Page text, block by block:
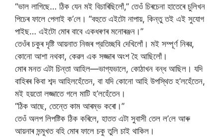
“ভাল লাগিছে… ঠিক যেন মই বিচাৰিছিলোঁ,” তেওঁ চিৰচেনা হাতেৰে চুলিখন
পিচেৰ ফালে পেলাই ক’লে। “বহুতে এইটো নাপায়, কিন্তু তই এই সুযোগ
পাইছ… এইটো মোৰ বাবে একধৰণৰ মনোৰঞ্জন।”
তেওঁৰ চকুৰ দৃষ্টি আয়নাত নিজৰ প্রতিচ্ছবি দেখিলোঁ। মই সম্পূৰ্ণ নিৰৱ,
কোনো আশা নথকা, কেৱল এক সজ্জাৰ অংশ হৈ আছিলোঁ।
মোৰ মনত এটা চিন্তা আহিল—ভাগ্যভালে, কোঠাখন বন্ধ আছিল। যদি
বাহিৰৰ কিবা শব্দ আহিলহেঁতেন, বা যদি কোনো আহি উপস্থিত হ’লহেঁতেন,
মই হয়তো লজ্জাতে গলে মাটি হ’লহেঁতেন।
“ঠিক আছে, তেন্তে কাম আৰম্ভ কৰো।”
তেওঁ অলপ লিপষ্টিক ঠিক কৰিলে, হাতত এটা সুবাসী তেল ল’লে আৰু
আয়নাৰ সন্মুখত বহি মোৰ ফালে চকু তুলি চাই থাকিল।